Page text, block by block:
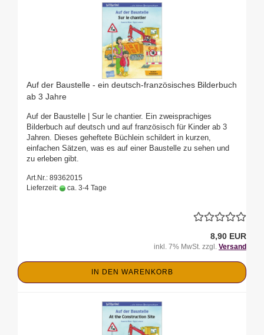
Auf der Baustelle - ein deutsch-französisches Bilderbuch
ab 3 Jahre
Auf der Baustelle | Sur le chantier. Ein zweisprachiges
Bilderbuch auf deutsch und auf französisch für Kinder ab 3
Jahren. Dieses geheftete Büchlein schildert in kurzen,
einfachen Sätzen, was es auf einer Baustelle zu sehen und
zu erleben gibt.
Art.Nr.: 89362015
Lieferzeit:
ca. 3-4 Tage
8,90 EUR
inkl. 7% MwSt. zzgl. Versand
IN DEN WARENKORB